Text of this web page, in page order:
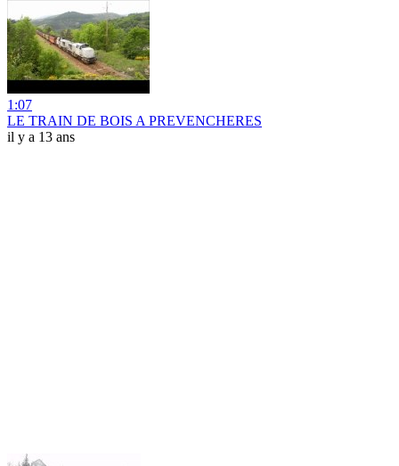
1:07
LE TRAIN DE BOIS A PREVENCHERES
il y a 13 ans